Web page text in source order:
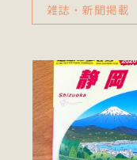
雑誌・新聞掲載